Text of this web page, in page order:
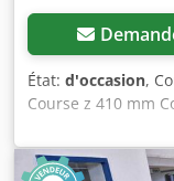
État: d'occasion,
Course z 410 mm
la machine est en
tension sur
dispositifs de